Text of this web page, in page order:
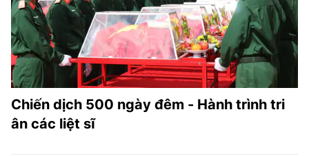
Chiến dịch 500 ngày đêm - Hành trình tri
ân các liệt sĩ